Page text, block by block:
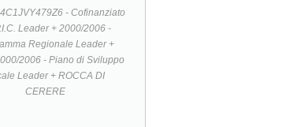
- Cofinanziato
Leader + 2000/2006 -
Regionale Leader +
2006 - Piano di Sviluppo
Leader + ROCCA DI
CERERE